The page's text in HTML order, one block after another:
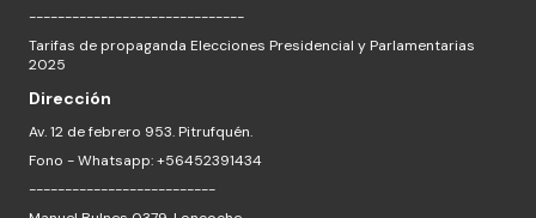
------------------------------
Tarifas de propaganda Elecciones Presidencial y Parlamentarias
2025
Dirección
Av. 12 de febrero 953. Pitrufquén.
Fono - Whatsapp: +56452391434
--------------------------